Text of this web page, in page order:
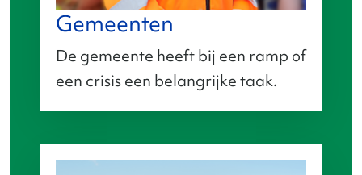
Gemeenten
De gemeente heeft bij een ramp of
een crisis een belangrijke taak.